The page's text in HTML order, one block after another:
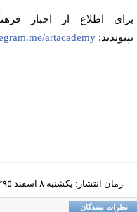
اطلاع از اخبار
artacademy
زمان انتشار: يکشنبه ٨ اسفند ١٣٩٥ - ١٠:٣٩ |
بینندگان